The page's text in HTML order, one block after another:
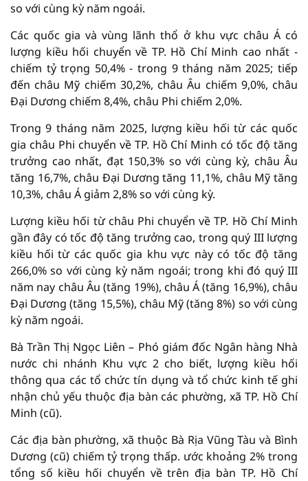
so với cùng kỳ năm ngoái.
Các quốc gia và vùng lãnh thổ ở khu vực châu Á có
lượng kiều hối chuyển về TP. Hồ Chí Minh cao nhất -
chiếm tỷ trọng 50,4% - trong 9 tháng năm 2025; tiếp
đến châu Mỹ chiếm 30,2%, châu Âu chiếm 9,0%, châu
Đại Dương chiếm 8,4%, châu Phi chiếm 2,0%.
Trong 9 tháng năm 2025, lượng kiều hối từ các quốc
gia châu Phi chuyển về TP. Hồ Chí Minh có tốc độ tăng
trưởng cao nhất, đạt 150,3% so với cùng kỳ, châu Âu
tăng 16,7%, châu Đại Dương tăng 11,1%, châu Mỹ tăng
10,3%, châu Á giảm 2,8% so với cùng kỳ.
Lượng kiều hối từ châu Phi chuyển về TP. Hồ Chí Minh
gần đây có tốc độ tăng trưởng cao, trong quý III lượng
kiều hối từ các quốc gia khu vực này có tốc độ tăng
266,0% so với cùng kỳ năm ngoái; trong khi đó quý III
năm nay châu Âu (tăng 19%), châu Á (tăng 16,9%), châu
Đại Dương (tăng 15,5%), châu Mỹ (tăng 8%) so với cùng
kỳ năm ngoái.
Bà Trần Thị Ngọc Liên – Phó giám đốc Ngân hàng Nhà
nước chi nhánh Khu vực 2 cho biết, lượng kiều hối
thông qua các tổ chức tín dụng và tổ chức kinh tế ghi
nhận chủ yếu thuộc địa bàn các phường, xã TP. Hồ Chí
Minh (cũ).
Các địa bàn phường, xã thuộc Bà Rịa Vũng Tàu và Bình
Dương (cũ) chiếm tỷ trọng thấp. ước khoảng 2% trong
tổng số kiều hối chuyển về trên địa bàn TP. Hồ Chí